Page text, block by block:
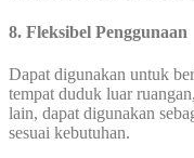
8. Fleksibel Penggunaan
Dapat digunakan untuk
tempat duduk luar
lain, dapat digunakan
sesuai kebutuhan.